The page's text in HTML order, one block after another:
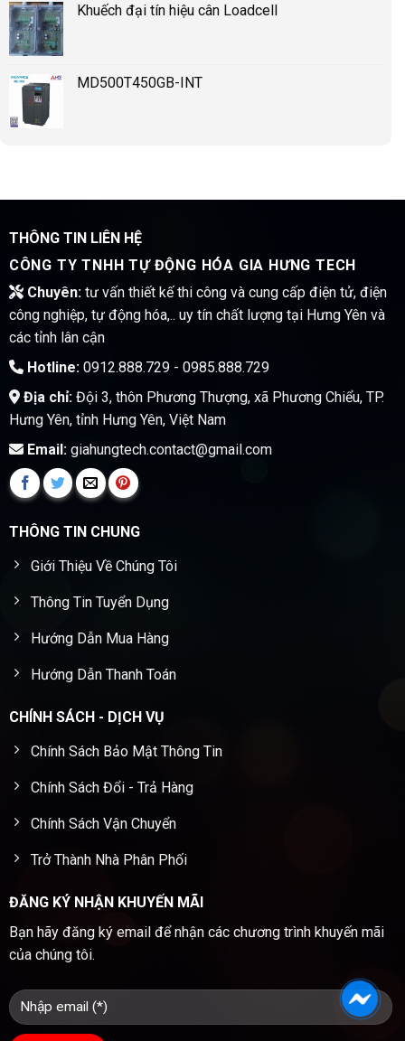
Khuếch đại tín hiệu cân Loadcell
MD500T450GB-INT
THÔNG TIN LIÊN HỆ
CÔNG TY TNHH TỰ ĐỘNG HÓA GIA HƯNG TECH
Chuyên:tư vấn thiết kế thi công và cung cấp điện tử, điện
công nghiệp, tự động hóa,.. uy tín chất lượng tại Hưng Yên và
các tỉnh lân cận
Hotline:0912.888.729 - 0985.888.729
Địa chỉ:Đội 3, thôn Phương Thượng, xã Phương Chiểu, TP.
Hưng Yên, tỉnh Hưng Yên, Việt Nam
Email:giahungtech.contact@gmail.com
THÔNG TIN CHUNG
Giới Thiệu Về Chúng Tôi
Thông Tin Tuyển Dụng
Hướng Dẫn Mua Hàng
Hướng Dẫn Thanh Toán
CHÍNH SÁCH - DỊCH VỤ
Chính Sách Bảo Mật Thông Tin
Chính Sách Đổi - Trả Hàng
Chính Sách Vận Chuyển
Trở Thành Nhà Phân Phối
ĐĂNG KÝ NHẬN KHUYẾN MÃI
Bạn hãy đăng ký email để nhận các chương trình khuyến mãi
của chúng tôi.